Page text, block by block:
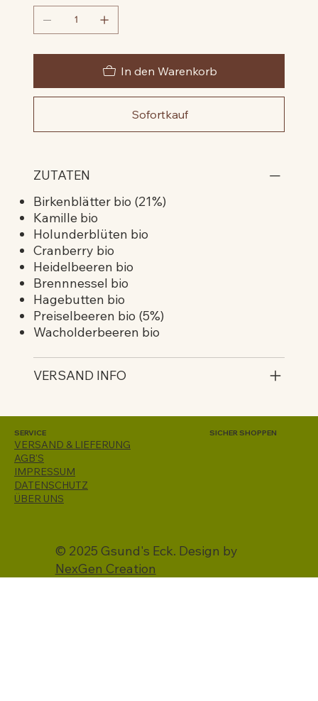
In den Warenkorb
Sofortkauf
ZUTATEN
Birkenblätter bio (21%)
Kamille bio
Holunderblüten bio
Cranberry bio
Heidelbeeren bio
Brennnessel bio
Hagebutten bio
Preiselbeeren bio (5%)
Wacholderbeeren bio
VERSAND INFO
SERVICE
VERSAND & LIEFERUNG
AGB'S
IMPRESSUM
DATENSCHUTZ
ÜBER UNS
© 2025 Gsund's Eck. Design by
NexGen Creation
SICHER SHOPPEN